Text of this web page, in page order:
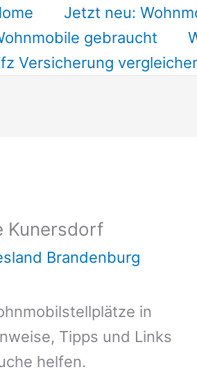
Jetzt neu:
gebraucht
Versicherung
Kunersdorf
Brandenburg
in
Tipps und Links
helfen.